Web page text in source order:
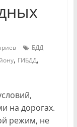
БДД
, ГИБДД,
на дорогах.
режим, не